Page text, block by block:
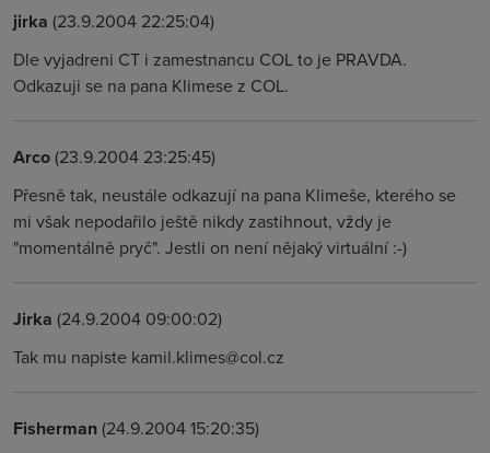
jirka (23.9.2004 22:25:04)
Dle vyjadreni CT i zamestnancu COL to je PRAVDA.
Odkazuji se na pana Klimese z COL.
Arco(23.9.2004 23:25:45)
Přesně tak, neustále odkazují na pana Klimeše, kterého se
mi však nepodařilo ještě nikdy zastihnout, vždy je
"momentálně pryč". Jestli on není nějaký virtuální :-)
Jirka (24.9.2004 09:00:02)
Tak mu napiste kamil.klimes@col.cz
Fisherman(24.9.2004 15:20:35)